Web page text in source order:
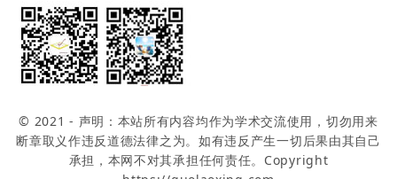
© 2021 - 声明：本站所有内容均作为学术交流使用，切勿用来
断章取义作违反道德法律之为。如有违反产生一切后果由其自己
承担，本网不对其承担任何责任。Copyright